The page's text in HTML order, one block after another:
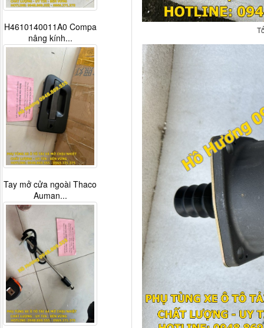
H4610140011A0 Compa
nâng kính...
Tay mở cửa ngoài Thaco
Auman...